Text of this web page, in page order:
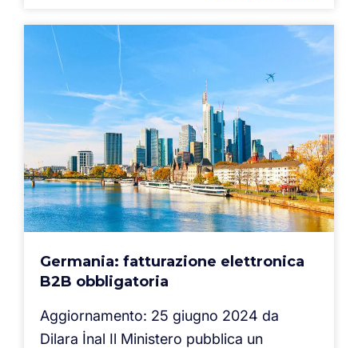
Germania: fatturazione elettronica
B2B obbligatoria
Aggiornamento: 25 giugno 2024 da
Dilara İnal Il Ministero pubblica un